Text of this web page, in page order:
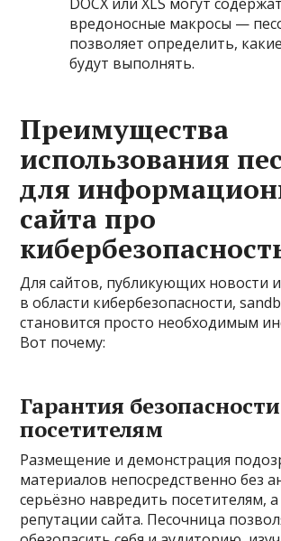
вредоносные макросы —
позволяет определить,
будут выполнять.
Преимущества
использования
для
сайта про
Для сайтов, публикующих новости
в области кибербезопасности,
становится просто необходимым
Вот почему:
Гарантия безопасности
посетителям
Размещение и демонстрация
материалов непосредственно без
серьёзно навредить посетителям,
репутации сайта. Песочница